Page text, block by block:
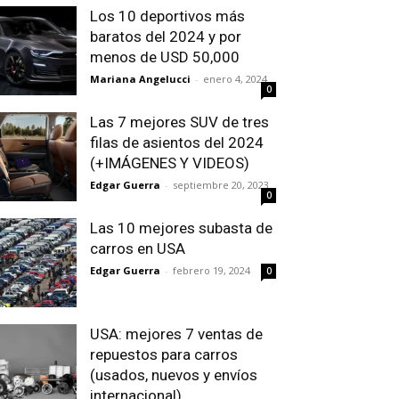
Los 10 deportivos más
baratos del 2024 y por
menos de USD 50,000
Mariana Angelucci - enero 4, 2024
0
Las 7 mejores SUV de tres
filas de asientos del 2024
(+IMÁGENES Y VIDEOS)
Edgar Guerra - septiembre 20, 2023
0
Las 10 mejores subasta de
carros en USA
Edgar Guerra - febrero 19, 2024 0
USA: mejores 7 ventas de
repuestos para carros
(usados, nuevos y envíos
internacional)